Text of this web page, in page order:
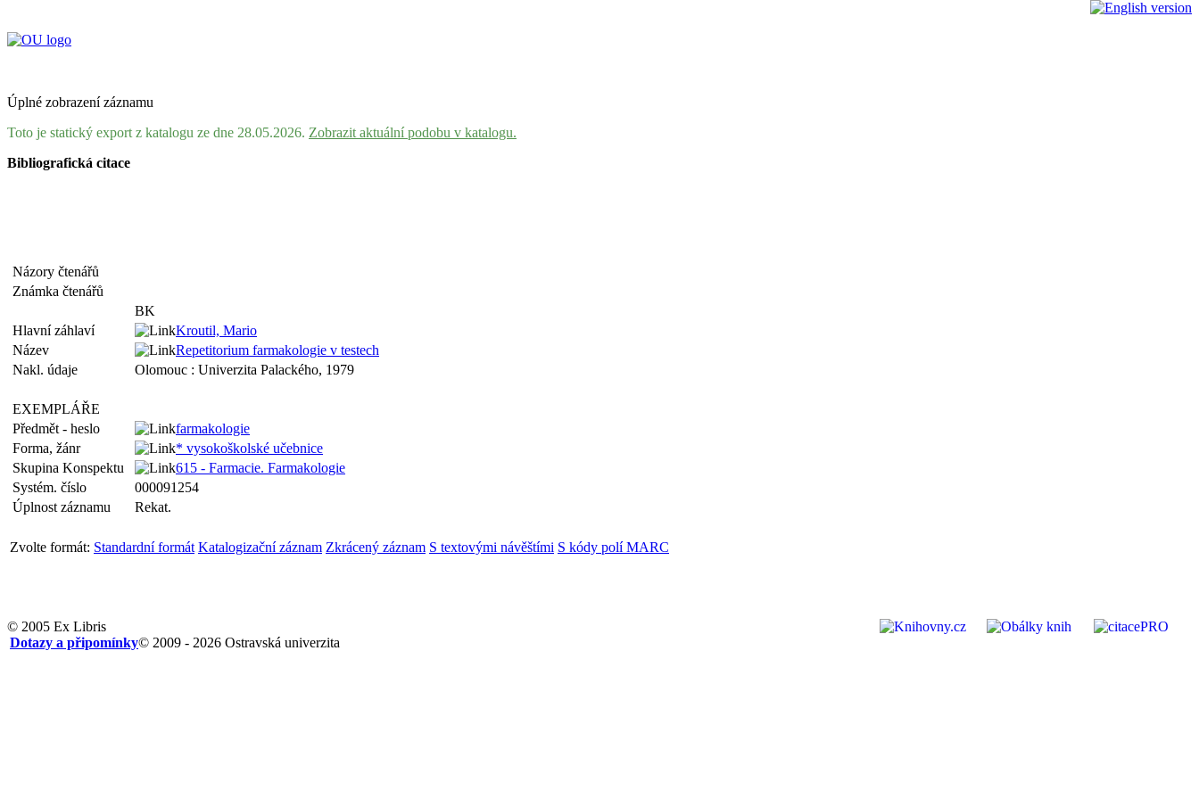
Úplné zobrazení záznamu
Toto je statický export z katalogu ze dne 28.05.2026. Zobrazit aktuální podobu v katalogu.
Bibliografická citace
Názory čtenářů
Známka čtenářů
BK
Hlavní záhlaví
Kroutil, Mario
Název
Repetitorium farmakologie v testech
Nakl. údaje
Olomouc : Univerzita Palackého, 1979
EXEMPLÁŘE
Předmět - heslo
farmakologie
Forma, žánr
* vysokoškolské učebnice
Skupina Konspektu
615 - Farmacie. Farmakologie
Systém. číslo
000091254
Úplnost záznamu
Rekat.
Zvolte formát: Standardní formát Katalogizační záznam Zkrácený záznam S textovými návěštími S kódy polí MARC
© 2005 Ex Libris
© 2009 - 2026 Ostravská univerzita
Dotazy a připomínky